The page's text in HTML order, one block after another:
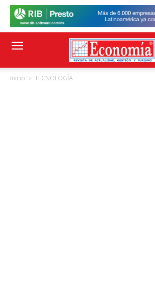
Inicio TECNOLOGÍA